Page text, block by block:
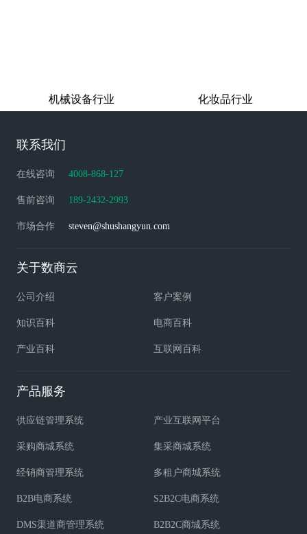
机械设备行业 化妆品行业
联系我们
在线咨询 4008-868-127
售前咨询 189-2432-2993
市场合作 steven@shushangyun.com
关于数商云
公司介绍 客户案例
知识百科 电商百科
产业百科 互联网百科
产品服务
供应链管理系统 产业互联网平台
采购商城系统 集采商城系统
经销商管理系统 多租户商城系统
B2B电商系统 S2B2C电商系统
DMS渠道商管理系统 B2B2C商城系统